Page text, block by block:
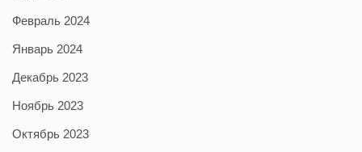
Февраль 2024
Январь 2024
Декабрь 2023
Ноябрь 2023
Октябрь 2023